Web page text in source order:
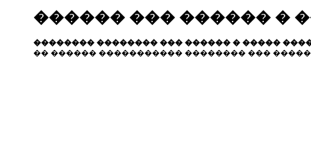
������ ��� ������ �
�������� �������� ��� ������ � �����
�� ������ ����������� �������� ���